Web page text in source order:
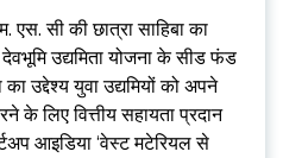
एस. सी की छात्रा साहिबा का
देवभूमि उद्यमिता योजना के सीड फंड
उद्देश्य युवा उद्यमियों को अपने
के लिए वित्तीय सहायता प्रदान
आइडिया ‘वेस्ट मटेरियल से